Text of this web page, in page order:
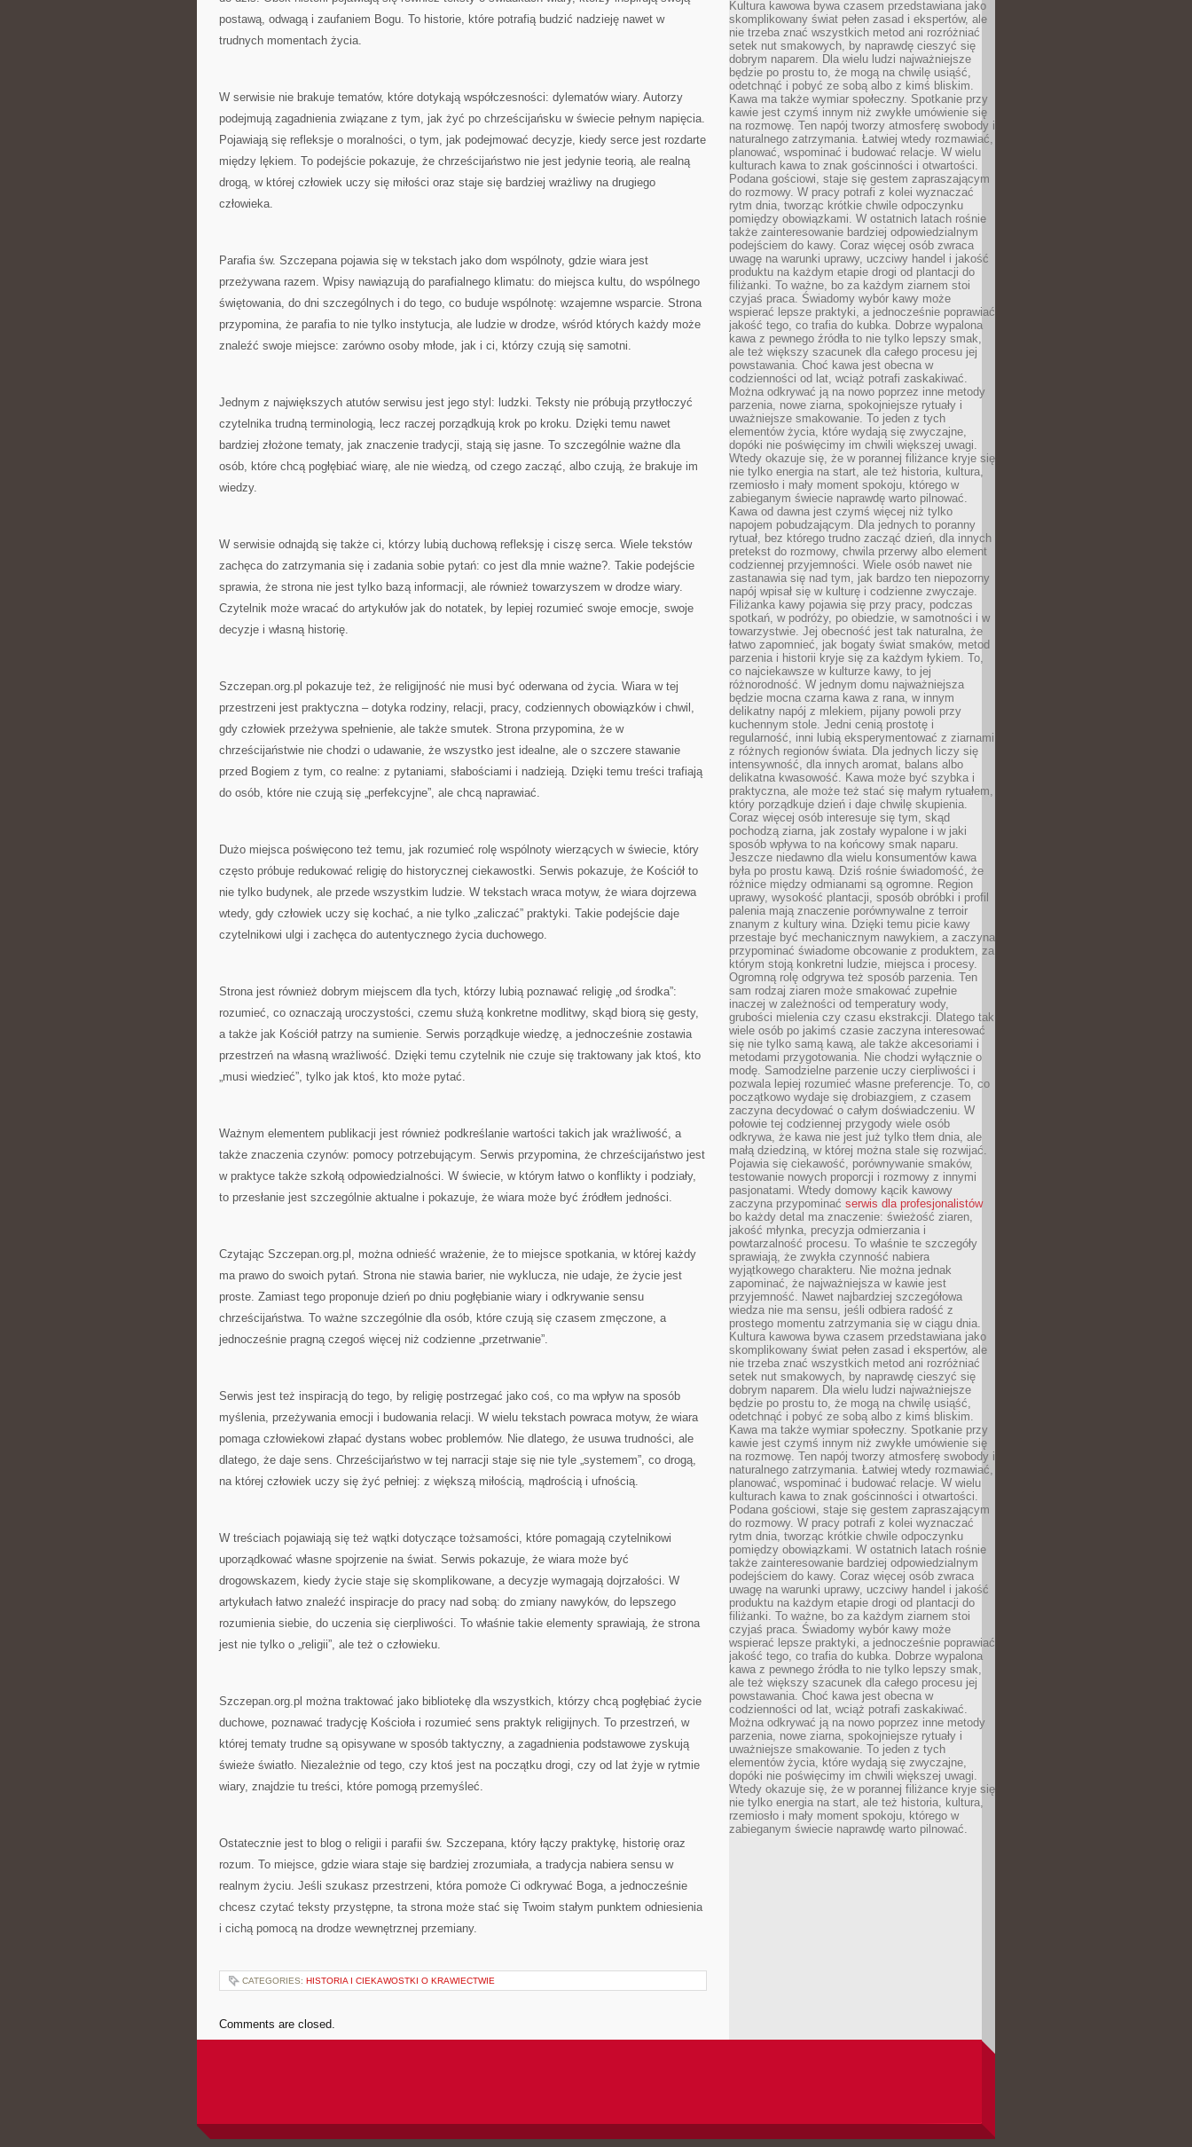
postawą, odwagą i zaufaniem Bogu. To historie, które potrafią budzić nadzieję nawet w
trudnych momentach życia.
W serwisie nie brakuje tematów, które dotykają współczesności: dylematów wiary. Autorzy
podejmują zagadnienia związane z tym, jak żyć po chrześcijańsku w świecie pełnym napięcia.
Pojawiają się refleksje o moralności, o tym, jak podejmować decyzje, kiedy serce jest rozdarte
między lękiem. To podejście pokazuje, że chrześcijaństwo nie jest jedynie teorią, ale realną
drogą, w której człowiek uczy się miłości oraz staje się bardziej wrażliwy na drugiego
człowieka.
Parafia św. Szczepana pojawia się w tekstach jako dom wspólnoty, gdzie wiara jest
przeżywana razem. Wpisy nawiązują do parafialnego klimatu: do miejsca kultu, do wspólnego
świętowania, do dni szczególnych i do tego, co buduje wspólnotę: wzajemne wsparcie. Strona
przypomina, że parafia to nie tylko instytucja, ale ludzie w drodze, wśród których każdy może
znaleźć swoje miejsce: zarówno osoby młode, jak i ci, którzy czują się samotni.
Jednym z największych atutów serwisu jest jego styl: ludzki. Teksty nie próbują przytłoczyć
czytelnika trudną terminologią, lecz raczej porządkują krok po kroku. Dzięki temu nawet
bardziej złożone tematy, jak znaczenie tradycji, stają się jasne. To szczególnie ważne dla
osób, które chcą pogłębiać wiarę, ale nie wiedzą, od czego zacząć, albo czują, że brakuje im
wiedzy.
W serwisie odnajdą się także ci, którzy lubią duchową refleksję i ciszę serca. Wiele tekstów
zachęca do zatrzymania się i zadania sobie pytań: co jest dla mnie ważne?. Takie podejście
sprawia, że strona nie jest tylko bazą informacji, ale również towarzyszem w drodze wiary.
Czytelnik może wracać do artykułów jak do notatek, by lepiej rozumieć swoje emocje, swoje
decyzje i własną historię.
Szczepan.org.pl pokazuje też, że religijność nie musi być oderwana od życia. Wiara w tej
przestrzeni jest praktyczna – dotyka rodziny, relacji, pracy, codziennych obowiązków i chwil,
gdy człowiek przeżywa spełnienie, ale także smutek. Strona przypomina, że w
chrześcijaństwie nie chodzi o udawanie, że wszystko jest idealne, ale o szczere stawanie
przed Bogiem z tym, co realne: z pytaniami, słabościami i nadzieją. Dzięki temu treści trafiają
do osób, które nie czują się „perfekcyjne”, ale chcą naprawiać.
Dużo miejsca poświęcono też temu, jak rozumieć rolę wspólnoty wierzących w świecie, który
często próbuje redukować religię do historycznej ciekawostki. Serwis pokazuje, że Kościół to
nie tylko budynek, ale przede wszystkim ludzie. W tekstach wraca motyw, że wiara dojrzewa
wtedy, gdy człowiek uczy się kochać, a nie tylko „zaliczać” praktyki. Takie podejście daje
czytelnikowi ulgi i zachęca do autentycznego życia duchowego.
Strona jest również dobrym miejscem dla tych, którzy lubią poznawać religię „od środka”:
rozumieć, co oznaczają uroczystości, czemu służą konkretne modlitwy, skąd biorą się gesty,
a także jak Kościół patrzy na sumienie. Serwis porządkuje wiedzę, a jednocześnie zostawia
przestrzeń na własną wrażliwość. Dzięki temu czytelnik nie czuje się traktowany jak ktoś, kto
„musi wiedzieć”, tylko jak ktoś, kto może pytać.
Ważnym elementem publikacji jest również podkreślanie wartości takich jak wrażliwość, a
także znaczenia czynów: pomocy potrzebującym. Serwis przypomina, że chrześcijaństwo jest
w praktyce także szkołą odpowiedzialności. W świecie, w którym łatwo o konflikty i podziały,
to przesłanie jest szczególnie aktualne i pokazuje, że wiara może być źródłem jedności.
Czytając Szczepan.org.pl, można odnieść wrażenie, że to miejsce spotkania, w której każdy
ma prawo do swoich pytań. Strona nie stawia barier, nie wyklucza, nie udaje, że życie jest
proste. Zamiast tego proponuje dzień po dniu pogłębianie wiary i odkrywanie sensu
chrześcijaństwa. To ważne szczególnie dla osób, które czują się czasem zmęczone, a
jednocześnie pragną czegoś więcej niż codzienne „przetrwanie”.
Serwis jest też inspiracją do tego, by religię postrzegać jako coś, co ma wpływ na sposób
myślenia, przeżywania emocji i budowania relacji. W wielu tekstach powraca motyw, że wiara
pomaga człowiekowi złapać dystans wobec problemów. Nie dlatego, że usuwa trudności, ale
dlatego, że daje sens. Chrześcijaństwo w tej narracji staje się nie tyle „systemem”, co drogą,
na której człowiek uczy się żyć pełniej: z większą miłością, mądrością i ufnością.
W treściach pojawiają się też wątki dotyczące tożsamości, które pomagają czytelnikowi
uporządkować własne spojrzenie na świat. Serwis pokazuje, że wiara może być
drogowskazem, kiedy życie staje się skomplikowane, a decyzje wymagają dojrzałości. W
artykułach łatwo znaleźć inspiracje do pracy nad sobą: do zmiany nawyków, do lepszego
rozumienia siebie, do uczenia się cierpliwości. To właśnie takie elementy sprawiają, że strona
jest nie tylko o „religii”, ale też o człowieku.
Szczepan.org.pl można traktować jako bibliotekę dla wszystkich, którzy chcą pogłębiać życie
duchowe, poznawać tradycję Kościoła i rozumieć sens praktyk religijnych. To przestrzeń, w
której tematy trudne są opisywane w sposób taktyczny, a zagadnienia podstawowe zyskują
świeże światło. Niezależnie od tego, czy ktoś jest na początku drogi, czy od lat żyje w rytmie
wiary, znajdzie tu treści, które pomogą przemyśleć.
Ostatecznie jest to blog o religii i parafii św. Szczepana, który łączy praktykę, historię oraz
rozum. To miejsce, gdzie wiara staje się bardziej zrozumiała, a tradycja nabiera sensu w
realnym życiu. Jeśli szukasz przestrzeni, która pomoże Ci odkrywać Boga, a jednocześnie
chcesz czytać teksty przystępne, ta strona może stać się Twoim stałym punktem odniesienia
i cichą pomocą na drodze wewnętrznej przemiany.
CATEGORIES: HISTORIA I CIEKAWOSTKI O KRAWIECTWIE
Comments are closed.
Kultura kawowa bywa czasem przedstawiana jako
skomplikowany świat pełen zasad i ekspertów, ale
nie trzeba znać wszystkich metod ani rozróżniać
setek nut smakowych, by naprawdę cieszyć się
dobrym naparem. Dla wielu ludzi najważniejsze
będzie po prostu to, że mogą na chwilę usiąść,
odetchnąć i pobyć ze sobą albo z kimś bliskim.
Kawa ma także wymiar społeczny. Spotkanie przy
kawie jest czymś innym niż zwykłe umówienie się
na rozmowę. Ten napój tworzy atmosferę swobody i
naturalnego zatrzymania. Łatwiej wtedy rozmawiać,
planować, wspominać i budować relacje. W wielu
kulturach kawa to znak gościnności i otwartości.
Podana gościowi, staje się gestem zapraszającym
do rozmowy. W pracy potrafi z kolei wyznaczać
rytm dnia, tworząc krótkie chwile odpoczynku
pomiędzy obowiązkami. W ostatnich latach rośnie
także zainteresowanie bardziej odpowiedzialnym
podejściem do kawy. Coraz więcej osób zwraca
uwagę na warunki uprawy, uczciwy handel i jakość
produktu na każdym etapie drogi od plantacji do
filiżanki. To ważne, bo za każdym ziarnem stoi
czyjaś praca. Świadomy wybór kawy może
wspierać lepsze praktyki, a jednocześnie poprawiać
jakość tego, co trafia do kubka. Dobrze wypalona
kawa z pewnego źródła to nie tylko lepszy smak,
ale też większy szacunek dla całego procesu jej
powstawania. Choć kawa jest obecna w
codzienności od lat, wciąż potrafi zaskakiwać.
Można odkrywać ją na nowo poprzez inne metody
parzenia, nowe ziarna, spokojniejsze rytuały i
uważniejsze smakowanie. To jeden z tych
elementów życia, które wydają się zwyczajne,
dopóki nie poświęcimy im chwili większej uwagi.
Wtedy okazuje się, że w porannej filiżance kryje się
nie tylko energia na start, ale też historia, kultura,
rzemiosło i mały moment spokoju, którego w
zabieganym świecie naprawdę warto pilnować.
Kawa od dawna jest czymś więcej niż tylko
napojem pobudzającym. Dla jednych to poranny
rytuał, bez którego trudno zacząć dzień, dla innych
pretekst do rozmowy, chwila przerwy albo element
codziennej przyjemności. Wiele osób nawet nie
zastanawia się nad tym, jak bardzo ten niepozorny
napój wpisał się w kulturę i codzienne zwyczaje.
Filiżanka kawy pojawia się przy pracy, podczas
spotkań, w podróży, po obiedzie, w samotności i w
towarzystwie. Jej obecność jest tak naturalna, że
łatwo zapomnieć, jak bogaty świat smaków, metod
parzenia i historii kryje się za każdym łykiem. To,
co najciekawsze w kulturze kawy, to jej
różnorodność. W jednym domu najważniejsza
będzie mocna czarna kawa z rana, w innym
delikatny napój z mlekiem, pijany powoli przy
kuchennym stole. Jedni cenią prostotę i
regularność, inni lubią eksperymentować z ziarnami
z różnych regionów świata. Dla jednych liczy się
intensywność, dla innych aromat, balans albo
delikatna kwasowość. Kawa może być szybka i
praktyczna, ale może też stać się małym rytuałem,
który porządkuje dzień i daje chwilę skupienia.
Coraz więcej osób interesuje się tym, skąd
pochodzą ziarna, jak zostały wypalone i w jaki
sposób wpływa to na końcowy smak naparu.
Jeszcze niedawno dla wielu konsumentów kawa
była po prostu kawą. Dziś rośnie świadomość, że
różnice między odmianami są ogromne. Region
uprawy, wysokość plantacji, sposób obróbki i profil
palenia mają znaczenie porównywalne z terroir
znanym z kultury wina. Dzięki temu picie kawy
przestaje być mechanicznym nawykiem, a zaczyna
przypominać świadome obcowanie z produktem, za
którym stoją konkretni ludzie, miejsca i procesy.
Ogromną rolę odgrywa też sposób parzenia. Ten
sam rodzaj ziaren może smakować zupełnie
inaczej w zależności od temperatury wody,
grubości mielenia czy czasu ekstrakcji. Dlatego tak
wiele osób po jakimś czasie zaczyna interesować
się nie tylko samą kawą, ale także akcesoriami i
metodami przygotowania. Nie chodzi wyłącznie o
modę. Samodzielne parzenie uczy cierpliwości i
pozwala lepiej rozumieć własne preferencje. To, co
początkowo wydaje się drobiazgiem, z czasem
zaczyna decydować o całym doświadczeniu. W
połowie tej codziennej przygody wiele osób
odkrywa, że kawa nie jest już tylko tłem dnia, ale
małą dziedziną, w której można stale się rozwijać.
Pojawia się ciekawość, porównywanie smaków,
testowanie nowych proporcji i rozmowy z innymi
pasjonatami. Wtedy domowy kącik kawowy
zaczyna przypominać serwis dla profesjonalistów
bo każdy detal ma znaczenie: świeżość ziaren,
jakość młynka, precyzja odmierzania i
powtarzalność procesu. To właśnie te szczegóły
sprawiają, że zwykła czynność nabiera
wyjątkowego charakteru. Nie można jednak
zapominać, że najważniejsza w kawie jest
przyjemność. Nawet najbardziej szczegółowa
wiedza nie ma sensu, jeśli odbiera radość z
prostego momentu zatrzymania się w ciągu dnia.
Kultura kawowa bywa czasem przedstawiana jako
skomplikowany świat pełen zasad i ekspertów, ale
nie trzeba znać wszystkich metod ani rozróżniać
setek nut smakowych, by naprawdę cieszyć się
dobrym naparem. Dla wielu ludzi najważniejsze
będzie po prostu to, że mogą na chwilę usiąść,
odetchnąć i pobyć ze sobą albo z kimś bliskim.
Kawa ma także wymiar społeczny. Spotkanie przy
kawie jest czymś innym niż zwykłe umówienie się
na rozmowę. Ten napój tworzy atmosferę swobody i
naturalnego zatrzymania. Łatwiej wtedy rozmawiać,
planować, wspominać i budować relacje. W wielu
kulturach kawa to znak gościnności i otwartości.
Podana gościowi, staje się gestem zapraszającym
do rozmowy. W pracy potrafi z kolei wyznaczać
rytm dnia, tworząc krótkie chwile odpoczynku
pomiędzy obowiązkami. W ostatnich latach rośnie
także zainteresowanie bardziej odpowiedzialnym
podejściem do kawy. Coraz więcej osób zwraca
uwagę na warunki uprawy, uczciwy handel i jakość
produktu na każdym etapie drogi od plantacji do
filiżanki. To ważne, bo za każdym ziarnem stoi
czyjaś praca. Świadomy wybór kawy może
wspierać lepsze praktyki, a jednocześnie poprawiać
jakość tego, co trafia do kubka. Dobrze wypalona
kawa z pewnego źródła to nie tylko lepszy smak,
ale też większy szacunek dla całego procesu jej
powstawania. Choć kawa jest obecna w
codzienności od lat, wciąż potrafi zaskakiwać.
Można odkrywać ją na nowo poprzez inne metody
parzenia, nowe ziarna, spokojniejsze rytuały i
uważniejsze smakowanie. To jeden z tych
elementów życia, które wydają się zwyczajne,
dopóki nie poświęcimy im chwili większej uwagi.
Wtedy okazuje się, że w porannej filiżance kryje się
nie tylko energia na start, ale też historia, kultura,
rzemiosło i mały moment spokoju, którego w
zabieganym świecie naprawdę warto pilnować.